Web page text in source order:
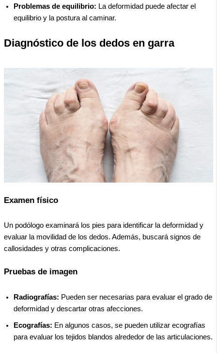
Problemas de equilibrio: La deformidad puede afectar el
equilibrio y la postura al caminar.
Diagnóstico de los dedos en garra
Examen físico
Un podólogo examinará los pies para identificar la deformidad y
evaluar la movilidad de los dedos. Además, buscará signos de
callosidades y otras complicaciones.
Pruebas de imagen
Radiografías: Pueden ser necesarias para evaluar el grado de
deformidad y descartar otras afecciones.
Ecografías: En algunos casos, se pueden utilizar ecografías
para evaluar los tejidos blandos alrededor de las articulaciones.